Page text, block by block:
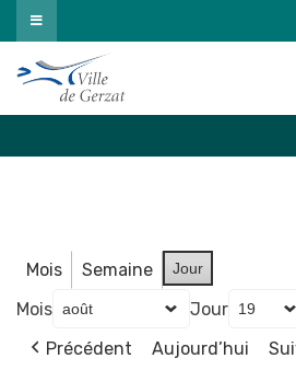
Passer
au
contenu
Mois Semaine Jour
Mois Jour
Précédent
Aujourd’hui